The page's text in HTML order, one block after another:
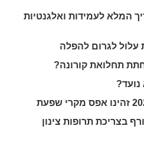
המלא לעמידות ואלגנטיות
לגרום להפלה
תחלואת קורונה?
בצריכת תרופות צינון